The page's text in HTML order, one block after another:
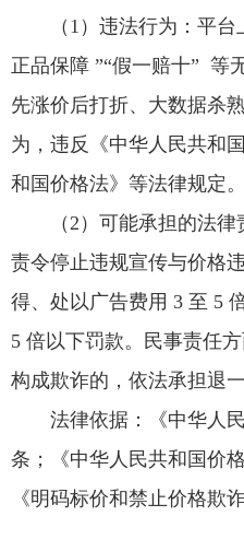
（1）违法行为：平
正品保障 ”“假一赔十” 等
先涨价后打折、大数据杀
为，违反《中华人民共和
和国价格法》等法律规定。
（2）可能承担的法
责令停止违规宣传与价格
得、处以广告费用 3 至 5
5 倍以下罚款。民事责任
构成欺诈的，依法承担退
法律依据：《中华人
条；《中华人民共和国价
《明码标价和禁止价格欺